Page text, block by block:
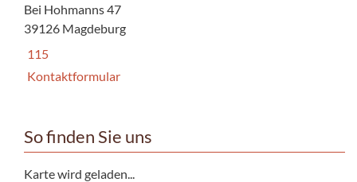
Bei Hohmanns 47
39126 Magdeburg
115
Kontaktformular
So finden Sie uns
Karte wird geladen...